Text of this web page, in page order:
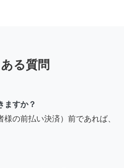
る質問
ますか？
の前払い決済）前であれば、